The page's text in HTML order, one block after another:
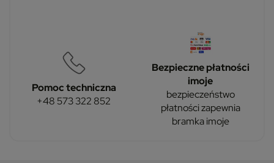
Pomoc techniczna
+48 573 322 852
Bezpieczne płatności
imoje
bezpieczeństwo
płatności zapewnia
bramka imoje